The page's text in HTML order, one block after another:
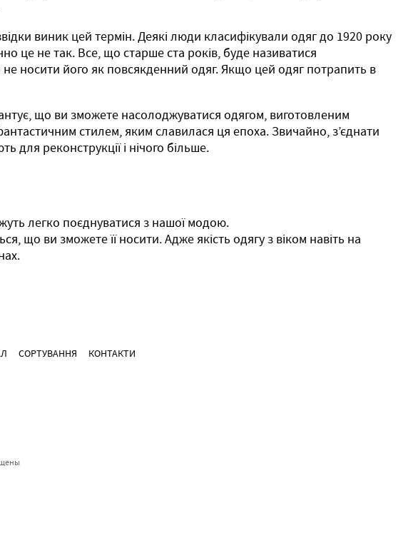
виник цей термін. Деякі люди класифікували одяг до 1920 року
це не так. Все, що старше ста років, буде називатися
носити його як повсякденний одяг. Якщо цей одяг потрапить в
що ви зможете насолоджуватися одягом, виготовленим
стилем, яким славилася ця епоха. Звичайно, з’єднати
для реконструкції і нічого більше.
легко поєднуватися з нашої модою.
що ви зможете її носити. Адже якість одягу з віком навіть на
СОРТУВАННЯ КОНТАКТИ